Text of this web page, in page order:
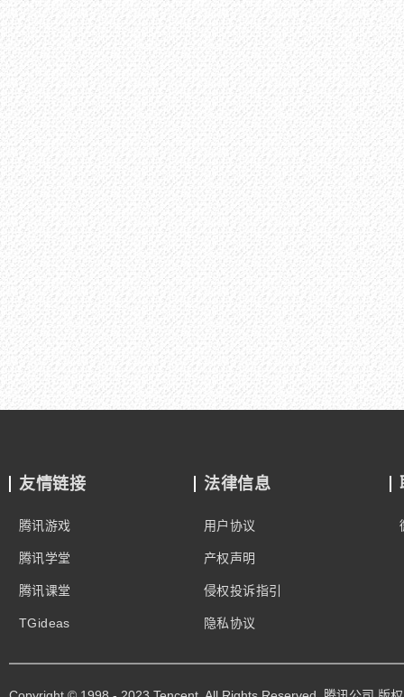
友情链接
腾讯游戏
腾讯学堂
腾讯课堂
TGideas
法律信息
用户协议
产权声明
侵权投诉指引
隐私协议